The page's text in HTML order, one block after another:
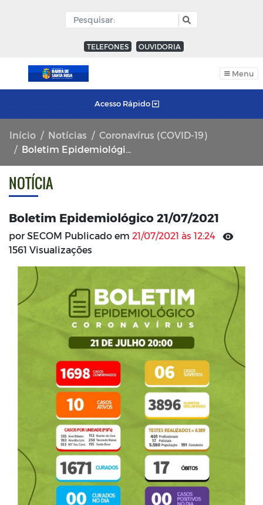
TELEFONES OUVIDORIA
Menu
Acesso Rápido
Início Notícias
Coronavírus (COVID-19)
Boletim Epidemiológico 21/07/2021
NOTÍCIA
Boletim Epidemiológico 21/07/2021
por SECOM Publicado em 21/07/2021 às 12:24
1561 Visualizações